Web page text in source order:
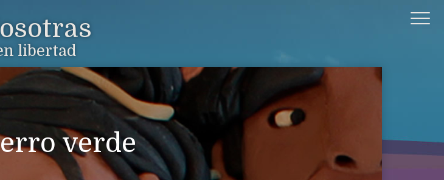
libertad
verde